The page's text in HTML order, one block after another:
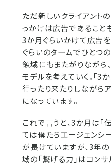
ただ新しいクライアント
っかけは広告であること
3か月ぐらいかけて広告
ぐらいのタームでひとつ
領域にもまたがりながら
モデルを考えていく。「3
行ったり来たりしながら
になっています。
これで言うと、3か月は「
ては僕たちエージェンシ
が長けていますが、3年
域の「繋げる力」はコン